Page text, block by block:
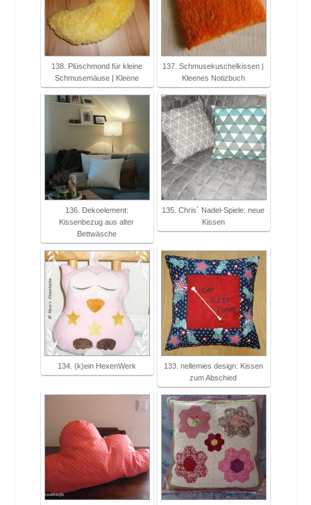
138. Plüschmond für kleine
Schmusemäuse | Kleene
137. Schmusekuschelkissen |
Kleenes Notizbuch
136. Dekoelement:
Kissenbezug aus alter
Bettwäsche
135. Chris´ Nadel-Spiele: neue
Kissen
134. (k)ein HexenWerk
133. nellemies design: Kissen
zum Abschied